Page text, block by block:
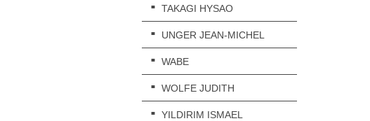
TAKAGI HYSAO
UNGER JEAN-MICHEL
WABE
WOLFE JUDITH
YILDIRIM ISMAEL